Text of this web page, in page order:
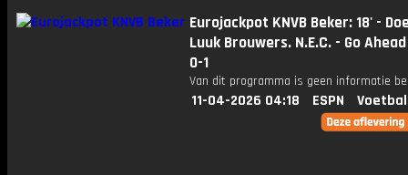
Eurojackpot KNVB Beker: 18' -
Luuk Brouwers. N.E.C. - Go
0-1
Van dit programma is geen informatie
11-04-2026 04:18 ESPN